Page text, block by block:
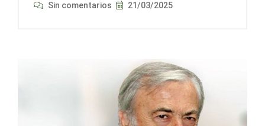
Sin comentarios 21/03/2025